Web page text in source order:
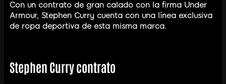
Con un contrato de gran calado con la firma Under
Armour, Stephen Curry cuenta con una línea exclusiva
de ropa deportiva de esta misma marca.
Stephen Curry contrato